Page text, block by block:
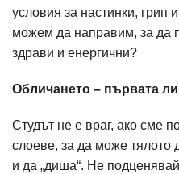
условия за настинки, грип
можем да направим, за да
здрави и енергични?
Обличането – първата
Студът не е враг, ако сме
слоеве, за да може тялото
и да „диша“. Не